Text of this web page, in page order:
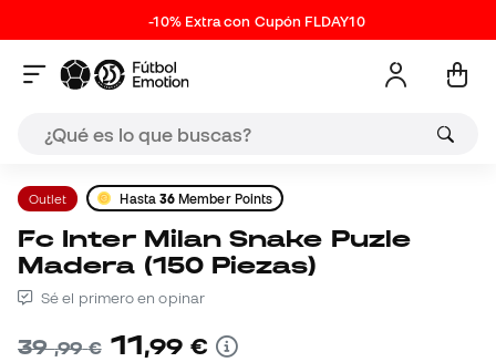
-10% Extra con Cupón FLDAY10
Outlet Hasta 36 Member Points
Fc Inter Milan Snake Puzle
Madera (150 Piezas)
Sé el primero en opinar
39,99 € 11,99 €